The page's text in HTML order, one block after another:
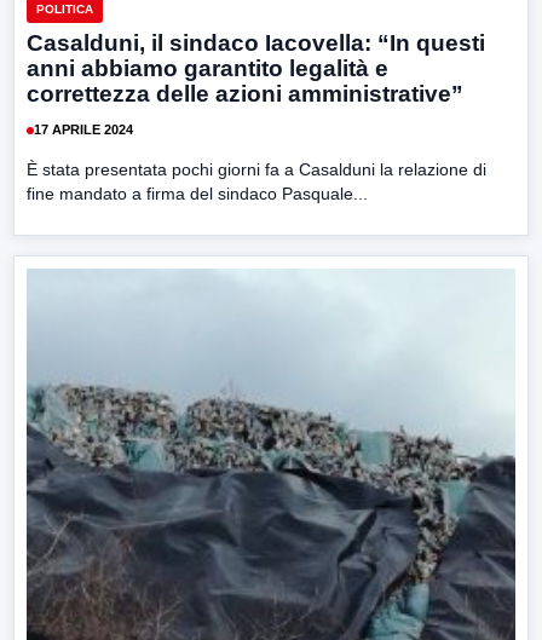
POLITICA
Casalduni, il sindaco Iacovella: “In questi
anni abbiamo garantito legalità e
correttezza delle azioni amministrative”
17 APRILE 2024
È stata presentata pochi giorni fa a Casalduni la relazione di
fine mandato a firma del sindaco Pasquale...